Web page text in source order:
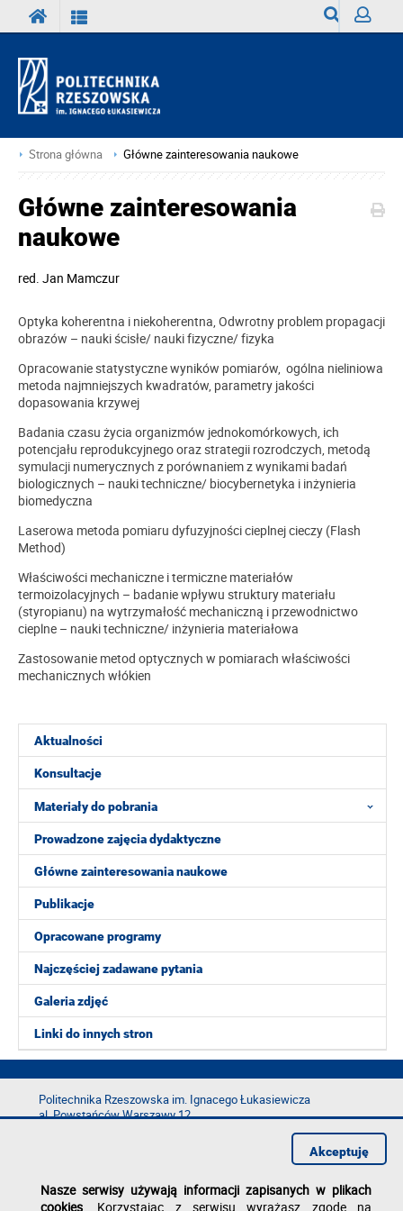
Strona główna Główne zainteresowania naukowe
Aktualności
Konsultacje
Materiały do pobrania
Prowadzone zajęcia dydaktyczne
Główne zainteresowania naukowe
Publikacje
Opracowane programy
Najczęściej zadawane pytania
Galeria zdjęć
Linki do innych stron
Główne zainteresowania
naukowe
red. Jan Mamczur
Optyka koherentna i niekoherentna, Odwrotny problem propagacji
obrazów – nauki ścisłe/ nauki fizyczne/ fizyka
Opracowanie statystyczne wyników pomiarów, ogólna nieliniowa
metoda najmniejszych kwadratów, parametry jakości
dopasowania krzywej
Badania czasu życia organizmów jednokomórkowych, ich
potencjału reprodukcyjnego oraz strategii rozrodczych, metodą
symulacji numerycznych z porównaniem z wynikami badań
biologicznych – nauki techniczne/ biocybernetyka i inżynieria
biomedyczna
Laserowa metoda pomiaru dyfuzyjności cieplnej cieczy (Flash
Method)
Właściwości mechaniczne i termiczne materiałów
termoizolacyjnych – badanie wpływu struktury materiału
(styropianu) na wytrzymałość mechaniczną i przewodnictwo
cieplne – nauki techniczne/ inżynieria materiałowa
Zastosowanie metod optycznych w pomiarach właściwości
mechanicznych włókien
Politechnika Rzeszowska im. Ignacego Łukasiewicza
al. Powstańców Warszawy 12
e-mail:kancelaria@prz.edu.pl
Nasze serwisy używają informacji zapisanych w plikach
cookies . Korzystając z serwisu wyrażasz zgodę na
Akceptuję